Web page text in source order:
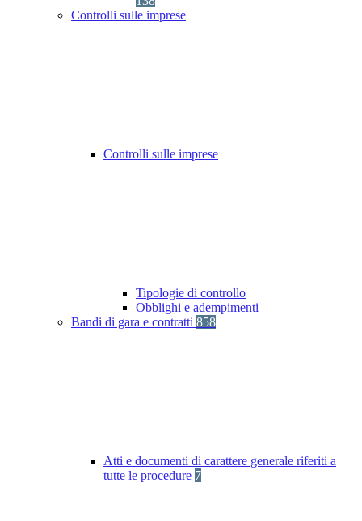
Controlli sulle imprese
Controlli sulle imprese
Tipologie di controllo
Obblighi e adempimenti
Bandi di gara e contratti 858
Atti e documenti di carattere generale riferiti a
tutte le procedure 7